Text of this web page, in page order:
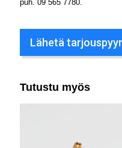
puh. 09 565 7780
Lähetä
Tutustu myös